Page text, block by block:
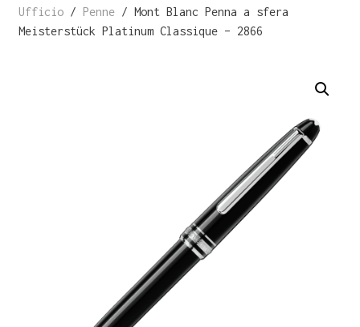
Ufficio / Penne / Mont Blanc Penna a sfera
Meisterstück Platinum Classique – 2866